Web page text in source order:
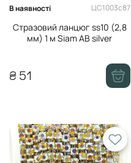
В наявності ЦС1003с87
Стразовий ланцюг ss10 (2,8
мм) 1 м Siam AB silver
₴ 51